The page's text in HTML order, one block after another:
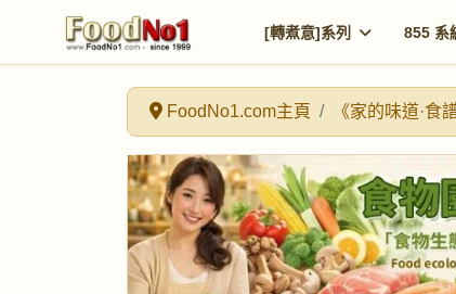
[轉煮意]系列 855 系
FoodNo1.com主頁 《家的味道·食